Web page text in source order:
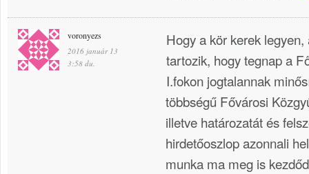
voronyezs
2016 január 13
3:58 du.
Hogy a kör kerek
tartozik, hogy tegnap a
I.fokon jogtalannak
többségű Fővárosi
illetve határozatát és
hirdetőoszlop azonnali
munka ma meg is